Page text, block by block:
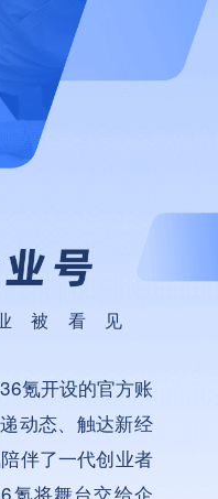
被看见
氪开设的官方账
动态、触达新经
伴了一代创业者
氪将舞台交给企